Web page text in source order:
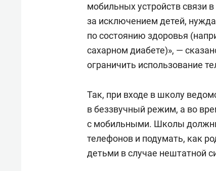
мобильных устройств связи
за исключением детей,
по состоянию здоровья
сахарном диабете)», —
ограничить использование
Так, при входе в школу
в беззвучный режим, а во
с мобильными. Школы
телефонов и подумать, как
детьми в случае нештатной